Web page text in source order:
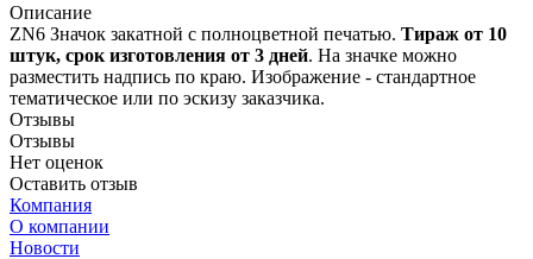
Описание
ZN6 Значок закатной с полноцветной печатью. Тираж от 10
штук, срок изготовления от 3 дней. На значке можно
разместить надпись по краю. Изображение - стандартное
тематическое или по эскизу заказчика.
Отзывы
Отзывы
Нет оценок
Оставить отзыв
Компания
О компании
Новости